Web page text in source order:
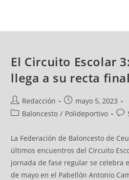
El Circuito Escolar
llega a su recta final
Redacción
mayo 5, 2023
Baloncesto / Polideportivo
La Federación de Baloncesto de
últimos encuentros del Circuito
jornada de fase regular se celebra
de mayo en el Pabellón Antonio